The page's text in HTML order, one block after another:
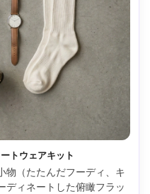
トウェアキット
物（たたんだフーディ、キ
ディネートした俯瞰フラッ